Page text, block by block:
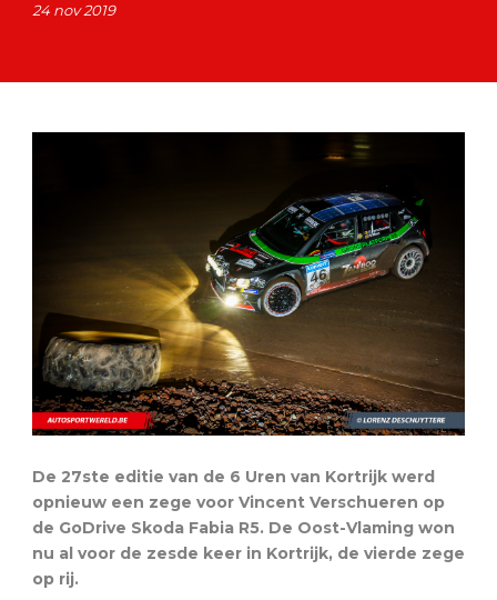
24 nov 2019
De 27ste editie van de 6 Uren van Kortrijk werd
opnieuw een zege voor Vincent Verschueren op
de GoDrive Skoda Fabia R5. De Oost-Vlaming won
nu al voor de zesde keer in Kortrijk, de vierde zege
op rij.